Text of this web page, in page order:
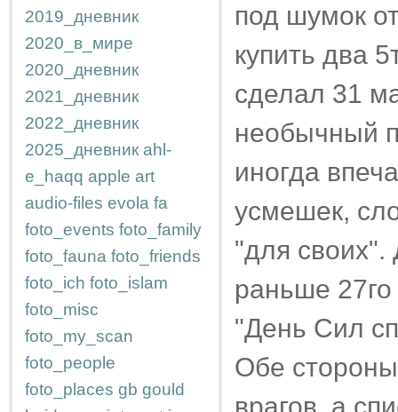
2019_дневник
2020_в_мире
2020_дневник
2021_дневник
2022_дневник
2025_дневник ahl-
e_haqq apple art
audio-files evola fa
foto_events foto_family
foto_fauna foto_friends
foto_ich foto_islam
foto_misc
foto_my_scan
foto_people
foto_places gb gould
под шумок
купить два
сделал 31
необычный
иногда
усмешек,
"для своих".
раньше
"День Сил
Обе